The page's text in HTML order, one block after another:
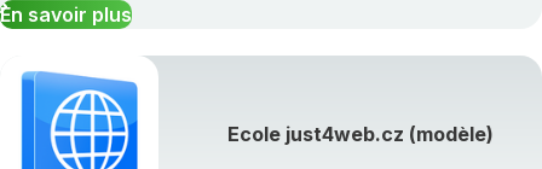
En savoir plus
Ecole just4web.cz (modèle)